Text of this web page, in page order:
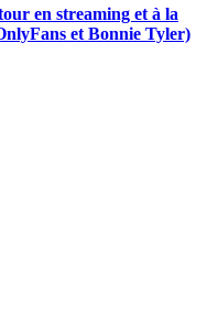
en streaming et à la
et Bonnie Tyler)